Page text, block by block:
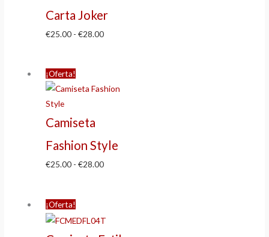
Carta Joker
€25.00 - €28.00
¡Oferta!
Camiseta
Fashion Style
€25.00 - €28.00
¡Oferta!